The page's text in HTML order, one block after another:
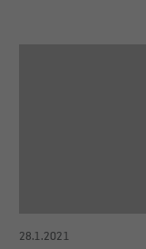
28.1.2021